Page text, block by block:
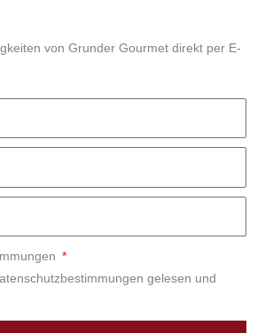
von Grunder Gourmet direkt per E-
gelesen und